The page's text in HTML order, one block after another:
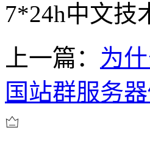
7*24h中文技
上一篇： 为
国站群服务